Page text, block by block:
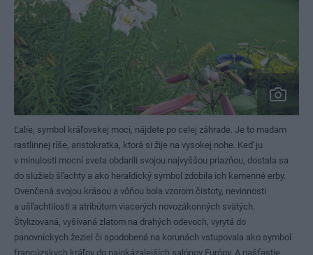
Ľalie, symbol kráľovskej moci, nájdete po celej záhrade. Je to madam
rastlinnej ríše, aristokratka, ktorá si žije na vysokej nohe. Keď ju
v minulosti mocní sveta obdarili svojou najvyššou priazňou, dostala sa
do služieb šľachty a ako heraldický symbol zdobila ich kamenné erby.
Ovenčená svojou krásou a vôňou bola vzorom čistoty, nevinnosti
a ušľachtilosti a atribútom viacerých novozákonných svätých.
Štylizovaná, vyšívaná zlatom na drahých odevoch, vyrytá do
panovníckych žeziel či spodobená na korunách vstupovala ako symbol
francúzskych kráľov do najokázalejších salónov Európy. A našťastie